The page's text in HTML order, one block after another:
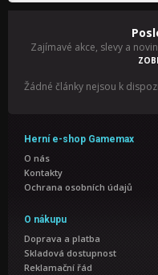
Zajímavé akce, slevy a
Žádné články nejsou k
Herní e-shop Gamemax
O nás
Kontakty
Ochrana osobních údajů
O nákupu
Doprava a platba
Skladová dostupnost
Reklamační řád